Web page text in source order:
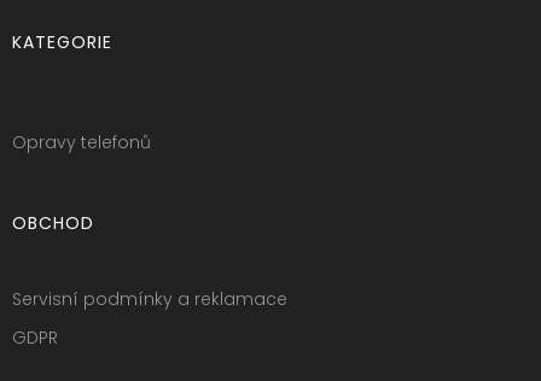
KATEGORIE
Opravy telefonů
OBCHOD
Servisní podmínky a reklamace
GDPR